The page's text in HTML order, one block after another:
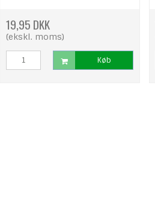
19,95 DKK
(ekskl. moms)
Køb